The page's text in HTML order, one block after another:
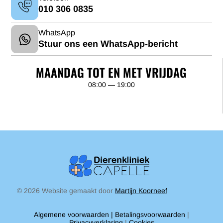
010 306 0835
WhatsApp
Stuur ons een WhatsApp-bericht
MAANDAG TOT EN MET VRIJDAG
08:00 — 19:00
© 2026 Website gemaakt door Martijn Koorneef
Algemene voorwaarden | Betalingsvoorwaarden |